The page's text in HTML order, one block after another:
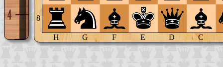
8
H G F E D C